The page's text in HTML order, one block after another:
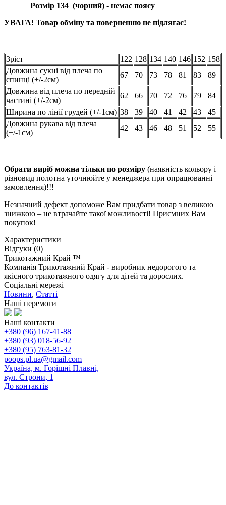
Розмір 134 (чорний) - немає поясу
УВАГА! Товар обміну та поверненню не підлягає!
Зріст 122 128 134 140 146 152 158
Довжина сукні від плеча по
спинці (+/-2см)
67 70 73 78 81 83
89
Довжина від плеча по передній
частині (+/-2см)
62 66 70 72 76 79
84
Ширина по лінії грудей (+/-1см) 38 39 40 41 42 43
45
Довжина рукава від плеча
(+/-1см)
42 43 46 48 51 52 55
Обрати виріб можна тільки по розміру (наявність кольору і
різновид полотна уточнюйте у менеджера при опрацюванні
замовлення)!!!
Незначний дефект допоможе Вам придбати товар з великою
знижкою – не втрачайте такої можливості! Приємних Вам
покупок!
Характеристики
Відгуки (0)
Трикотажний Край ™
Компанія Трикотажний Край - виробник недорогого та
якісного трикотажного одягу для дітей та дорослих.
Соціальні мережі
Новини, Статті
Наші перемоги
Наші контакти
+380 (96) 167-41-88
+380 (93) 018-56-92
+380 (95) 763-81-32
poops.pl.ua@gmail.com
Україна, м. Горішні Плавні,
вул. Строни, 1
До контактів